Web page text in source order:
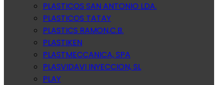
PLASTICOS SAN ANTONIO LDA.
PLASTICOS TATAY
PLASTICS RAMON,C.B.
PLASTIKEN
PLASTMECCANICA, SPA
PLASVIDAVI INYECCION, SL
PLAY